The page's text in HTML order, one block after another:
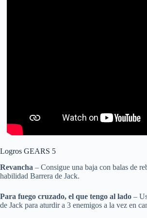
Logros GEARS 5
Revancha – Consigue una baja con balas de
habilidad Barrera de Jack.
Para fuego cruzado, el que tengo al lado –
de Jack para aturdir a 3 enemigos a la vez en